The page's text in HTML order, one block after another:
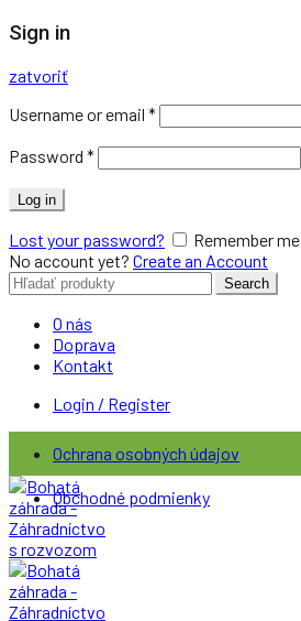
Sign in
zatvoriť
Username or email *
Password *
Log in
Lost your password?
Remember me
No account yet? Create an Account
Search
for:
Search
O nás
Doprava
Kontakt
Login / Register
Ochrana osobných údajov
Obchodné podmienky